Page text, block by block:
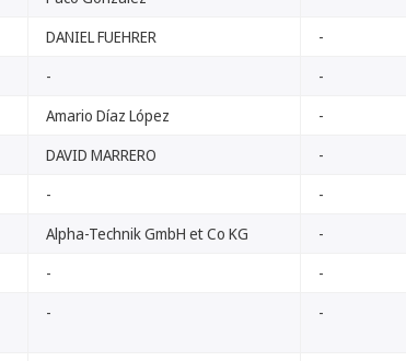
DANIEL FUEHRER -
- -
Amario Díaz López -
DAVID MARRERO -
- -
Alpha-Technik GmbH et Co KG -
- -
- -